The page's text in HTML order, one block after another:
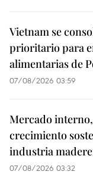
Vietnam se
prioritario para
alimentarias de
07/08/2026 03:59
Mercado
crecimiento
industria
07/08/2026 03:32